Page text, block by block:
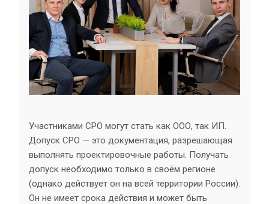
Участниками СРО могут стать как ООО, так ИП.
Допуск СРО — это документация, разрешающая
выполнять проектировочные работы. Получать
допуск необходимо только в своём регионе
(однако действует он на всей территории России).
Он не имеет срока действия и может быть